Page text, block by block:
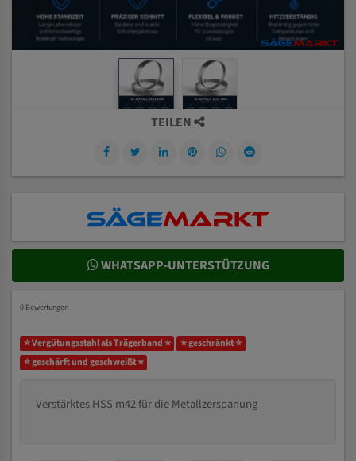
TEILEN
WHATSAPP-UNTERSTÜTZUNG
0 Bewertungen
⭐ Vergütungsstahl als Trägerband ⭐
⭐ geschränkt ⭐
⭐ geschärft und geschweißt ⭐
Verstärktes HSS m42 für die Metallzerspanung